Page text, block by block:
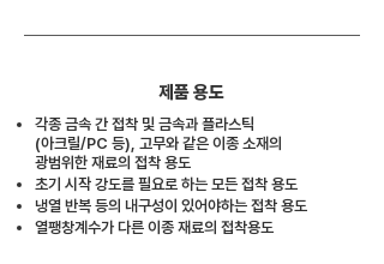
제품 용도
각종 금속 간 접착 및 금속과 플라스틱
(아크릴/PC 등), 고무와 같은 이종 소재의
광범위한 재료의 접착 용도
초기 시작 강도를 필요로 하는 모든 접착 용도
냉열 반복 등의 내구성이 있어야하는 접착 용도
​열팽창계수가 다른 이종 재료의 접착용도